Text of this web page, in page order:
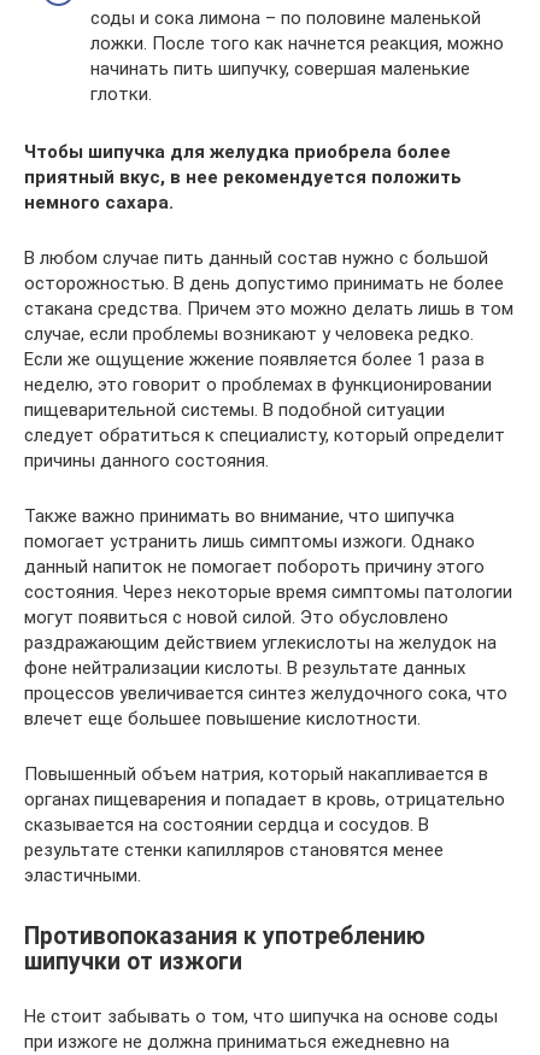
соды и сока лимона – по половине маленькой
ложки. После того как начнется реакция, можно
начинать пить шипучку, совершая маленькие
глотки.
Чтобы шипучка для желудка приобрела более
приятный вкус, в нее рекомендуется положить
немного сахара.
В любом случае пить данный состав нужно с большой
осторожностью. В день допустимо принимать не более
стакана средства. Причем это можно делать лишь в том
случае, если проблемы возникают у человека редко.
Если же ощущение жжение появляется более 1 раза в
неделю, это говорит о проблемах в функционировании
пищеварительной системы. В подобной ситуации
следует обратиться к специалисту, который определит
причины данного состояния.
Также важно принимать во внимание, что шипучка
помогает устранить лишь симптомы изжоги. Однако
данный напиток не помогает побороть причину этого
состояния. Через некоторые время симптомы патологии
могут появиться с новой силой. Это обусловлено
раздражающим действием углекислоты на желудок на
фоне нейтрализации кислоты. В результате данных
процессов увеличивается синтез желудочного сока, что
влечет еще большее повышение кислотности.
Повышенный объем натрия, который накапливается в
органах пищеварения и попадает в кровь, отрицательно
сказывается на состоянии сердца и сосудов. В
результате стенки капилляров становятся менее
эластичными.
Противопоказания к употреблению
шипучки от изжоги
Не стоит забывать о том, что шипучка на основе соды
при изжоге не должна приниматься ежедневно на